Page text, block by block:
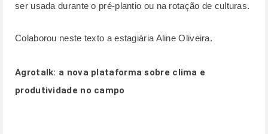
ser usada durante o pré-plantio ou na rotação de culturas.
Colaborou neste texto a estagiária Aline Oliveira.
Agrotalk: a nova plataforma sobre clima e
produtividade no campo